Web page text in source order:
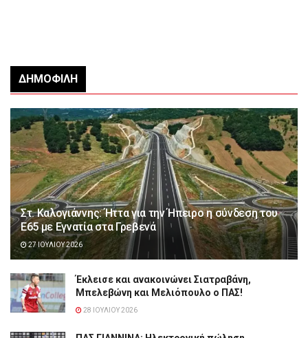
ΔΗΜΟΦΙΛΉ
Στ. Καλογιάννης: Ήττα για την Ήπειρο η σύνδεση του
Ε65 με Εγνατία στα Γρεβενά
27 ΙΟΥΛΊΟΥ 2026
Έκλεισε και ανακοινώνει Σιατραβάνη,
Μπελεβώνη και Μελιόπουλο ο ΠΑΣ!
28 ΙΟΥΛΊΟΥ 2026